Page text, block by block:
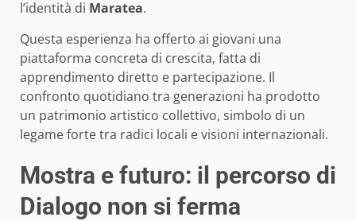
l’identità di Maratea.
Questa esperienza ha offerto ai giovani una
piattaforma concreta di crescita, fatta di
apprendimento diretto e partecipazione. Il
confronto quotidiano tra generazioni ha prodotto
un patrimonio artistico collettivo, simbolo di un
legame forte tra radici locali e visioni internazionali.
Mostra e futuro: il percorso di
Dialogo non si ferma